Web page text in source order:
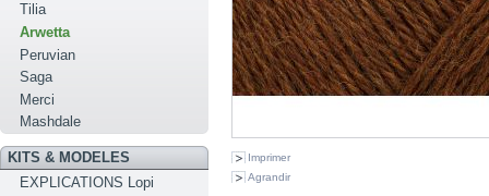
Tilia
Arwetta
Peruvian
Saga
Merci
Mashdale
KITS & MODELES
EXPLICATIONS Lopi
Imprimer
Agrandir